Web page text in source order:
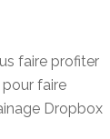
faire profiter
pour faire
Dropbox